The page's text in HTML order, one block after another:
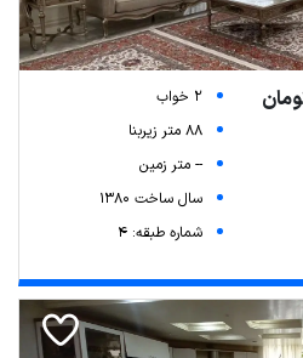
2 خواب
88 متر زیربنا
-- متر زمین
سال ساخت 1380
شماره طبقه: 4